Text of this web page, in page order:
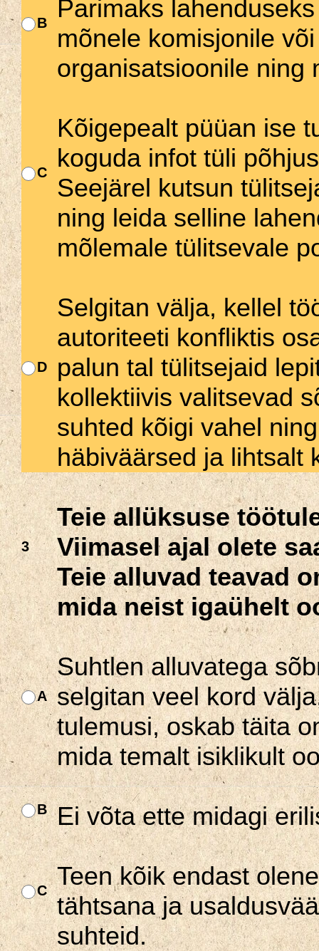
B
Parimaks
mõnele komisjonile
organisatsioonile ning
C
Kõigepealt püüan ise
koguda infot tüli
Seejärel kutsun
ning leida selline
mõlemale tülitsevale
D
Selgitan välja, kellel
autoriteeti konfliktis
palun tal tülitsejaid
kollektiivis valitsevad
suhted kõigi vahel
häbiväärsed ja lihtsalt
3
Teie allüksuse
Viimasel ajal olete
Teie alluvad teavad
mida neist igaühelt
A
Suhtlen alluvatega
selgitan veel kord
tulemusi, oskab täita
mida temalt isiklikult
B Ei võta ette midagi
C
Teen kõik endast
tähtsana ja
suhteid.